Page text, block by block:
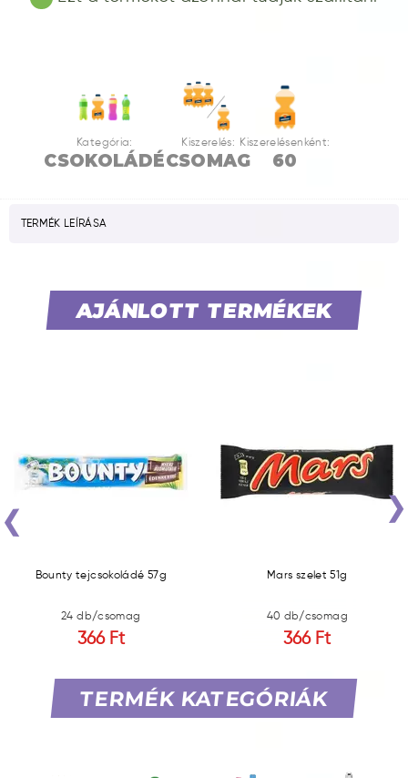
Kategória:
CSOKOLÁDÉ
Kiszerelés:
CSOMAG
Kiszerelésenként:
60
TERMÉK LEÍRÁSA
AJÁNLOTT TERMÉKEK
Bounty tejcsokoládé 57g
24 db/csomag
366 Ft
Mars szelet 51g
40 db/csomag
366 Ft
‹ ›
TERMÉK KATEGÓRIÁK